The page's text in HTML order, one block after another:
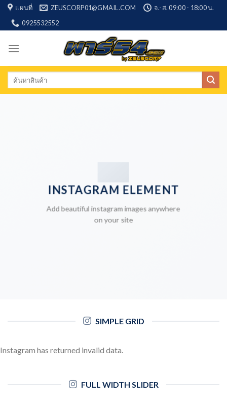
Skip
content
แผนที่ ZEUSCORP01@GMAIL.COM
จ.-ส. 09:00 - 18:00 น.
0925532552
Search
INSTAGRAM ELEMENT
Add beautiful instagram images anywhere
on your site
SIMPLE GRID
Instagram has returned invalid data.
FULL WIDTH SLIDER